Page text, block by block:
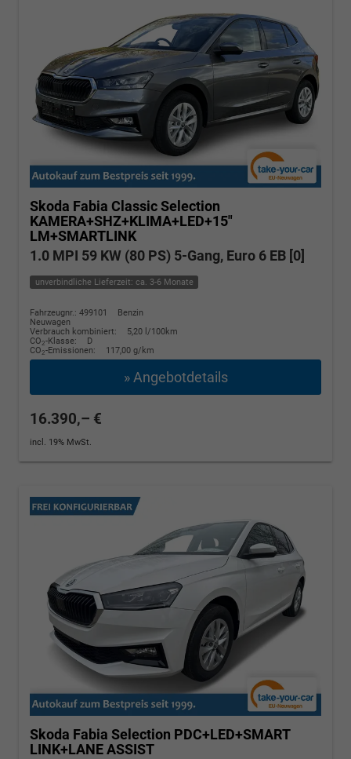
Skoda Fabia Classic Selection
KAMERA+SHZ+KLIMA+LED+15"
LM+SMARTLINK
1.0 MPI 59 KW (80 PS) 5-Gang, Euro 6 EB [0]
unverbindliche Lieferzeit: ca. 3-6 Monate
Fahrzeugnr.: 499101
Benzin
Neuwagen
Verbrauch kombiniert:
5,20 l/100km
CO2-Klasse:
D
CO2-Emissionen: 117,00 g/km
» Angebotdetails
16.390,– €
incl. 19% MwSt.
Skoda Fabia Selection PDC+LED+SMART
LINK+LANE ASSIST